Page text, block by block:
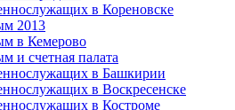
в Кореновске
2013
в Кемерово
и счетная палата
в Башкирии
в Воскресенске
в Костроме